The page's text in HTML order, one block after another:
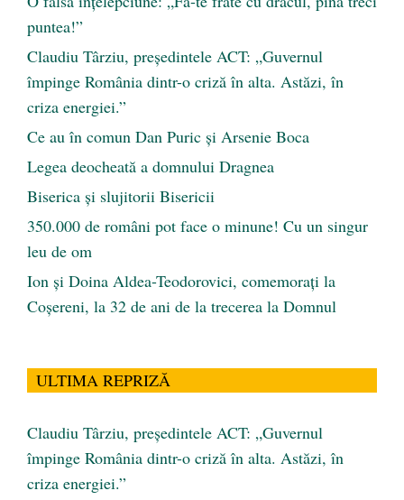
puntea!”
Claudiu Târziu, președintele ACT: „Guvernul
împinge România dintr-o criză în alta. Astăzi, în
criza energiei.”
Ce au în comun Dan Puric şi Arsenie Boca
Legea deocheată a domnului Dragnea
Biserica și slujitorii Bisericii
350.000 de români pot face o minune! Cu un singur
leu de om
Ion și Doina Aldea-Teodorovici, comemorați la
Coșereni, la 32 de ani de la trecerea la Domnul
ULTIMA REPRIZĂ
Claudiu Târziu, președintele ACT: „Guvernul
împinge România dintr-o criză în alta. Astăzi, în
criza energiei.”